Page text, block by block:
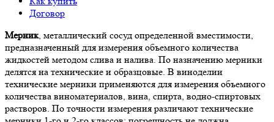
Договор
Мерник, металлический сосуд определенной вместимости,
предназначенный для измерения объемного количества
жидкостей методом слива и налива. По назначению мерники
делятся на технические и образцовые. В виноделии
технические мерники применяются для измерения объемного
количества виноматериалов, вина, спирта, водно-спиртовых
растворов. По точности измерения различают технические